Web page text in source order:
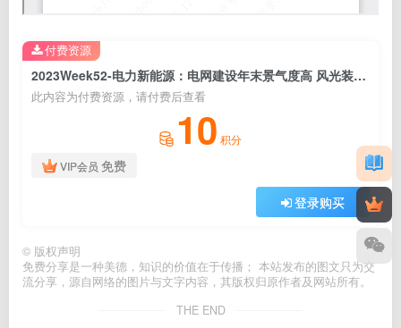
2023Week52-电力新能源：电网建设年末景气度高 风光装机环比上行
此内容为付费资源，请付费后查看
10 积分
VIP会员 免费
登录购买
付费资源
© 版权声明
免费分享是一种美德，知识的价值在于传播； 本站发布的图文只为交
流分享，源自网络的图片与文字内容，其版权归原作者及网站所有。
THE END